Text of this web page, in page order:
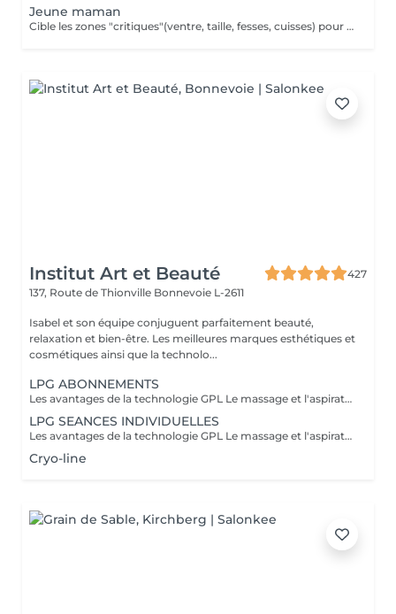
Jeune maman
Cible les zones "critiques"(ventre, taille, fesses, cuisses) pour retrouver une silhouette harmonieuse après l'arrivée de bébé tout en apportant une véritable sensation de bien-être.
Institut Art et Beauté
427
137, Route de Thionville Bonnevoie L-2611
Isabel et son équipe conjuguent parfaitement beauté,
relaxation et bien-être. Les meilleures marques esthétiques et
cosmétiques ainsi que la technolo...
LPG ABONNEMENTS
Les avantages de la technologie GPL Le massage et l'aspiration combinés du LPG Cellu M6 Medical offrent des solutions minceur, anti-âge et thérapeutiques 100% naturelles à travers des massages indolores qui réactivent naturellement les mécanismes cellulaires, apportant divers bienfaits adaptés à vos besoins spécifiques. Avantages esthétiques : Réduit la cellulite, la peau d'orange disparaissant progressivement pour redonner à la peau son aspect lisse et ferme. Harmonise la silhouette. Raffermit et améliore l'apparence de la peau. Diminue l'apparence des cicatrices, des greffes et des brûlures. Bienfaits thérapeutiques : Améliore la circulation lymphatique et sanguine. Favorise la récupération postopératoire. Génère un effet relaxant. Réduit les douleurs musculaires. Soulage les jambes lourdes et les chevilles gonflées. Prépare à l'effort physique. Facilite la récupération après l'effort : courbatures, etc. Traite les affections liées au sport : tendinites, blessures musculaires, etc. Procure détente et relaxation musculaire. Praticiens formés : Carla Lisete Marie Francesca Prenez soin de votre corps et de votre beauté dès aujourd'hui : avec la technologie LPG pour préparer votre peau et votre corps aux années à venir
LPG SEANCES INDIVIDUELLES
Les avantages de la technologie GPL Le massage et l'aspiration combinés du LPG Cellu M6 Medical offrent des solutions minceur, anti-âge et thérapeutiques 100% naturelles à travers des massages indolores qui réactivent naturellement les mécanismes cellulaires, apportant divers bienfaits adaptés à vos besoins spécifiques. Avantages esthétiques : Réduit la cellulite, la peau d'orange disparaissant progressivement pour redonner à la peau son aspect lisse et ferme. Harmonise la silhouette. Raffermit et améliore l'apparence de la peau. Diminue l'apparence des cicatrices, des greffes et des brûlures. Bienfaits thérapeutiques : Améliore la circulation lymphatique et sanguine. Favorise la récupération postopératoire. Génère un effet relaxant. Réduit les douleurs musculaires. Soulage les jambes lourdes et les chevilles gonflées. Prépare à l'effort physique. Facilite la récupération après l'effort : courbatures, etc. Traite les affections liées au sport : tendinites, blessures musculaires, etc. Procure détente et relaxation musculaire. Praticiens formés : Carla Lisete Carla Marie Francesca Prenez soin de votre corps et de votre beauté dès aujourd'hui : avec la technologie LPG pour préparer votre peau et votre corps aux années à venir
Cryo-line